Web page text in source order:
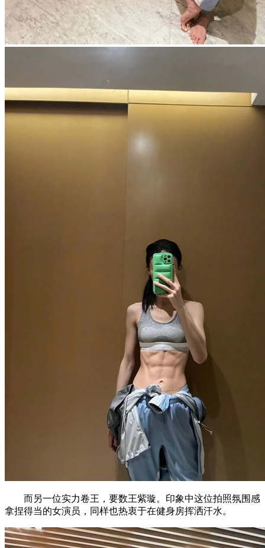
而另一位实力卷王，要数王紫璇。印象中这位拍照氛围感
拿捏得当的女演员，同样也热衷于在健身房挥洒汗水。